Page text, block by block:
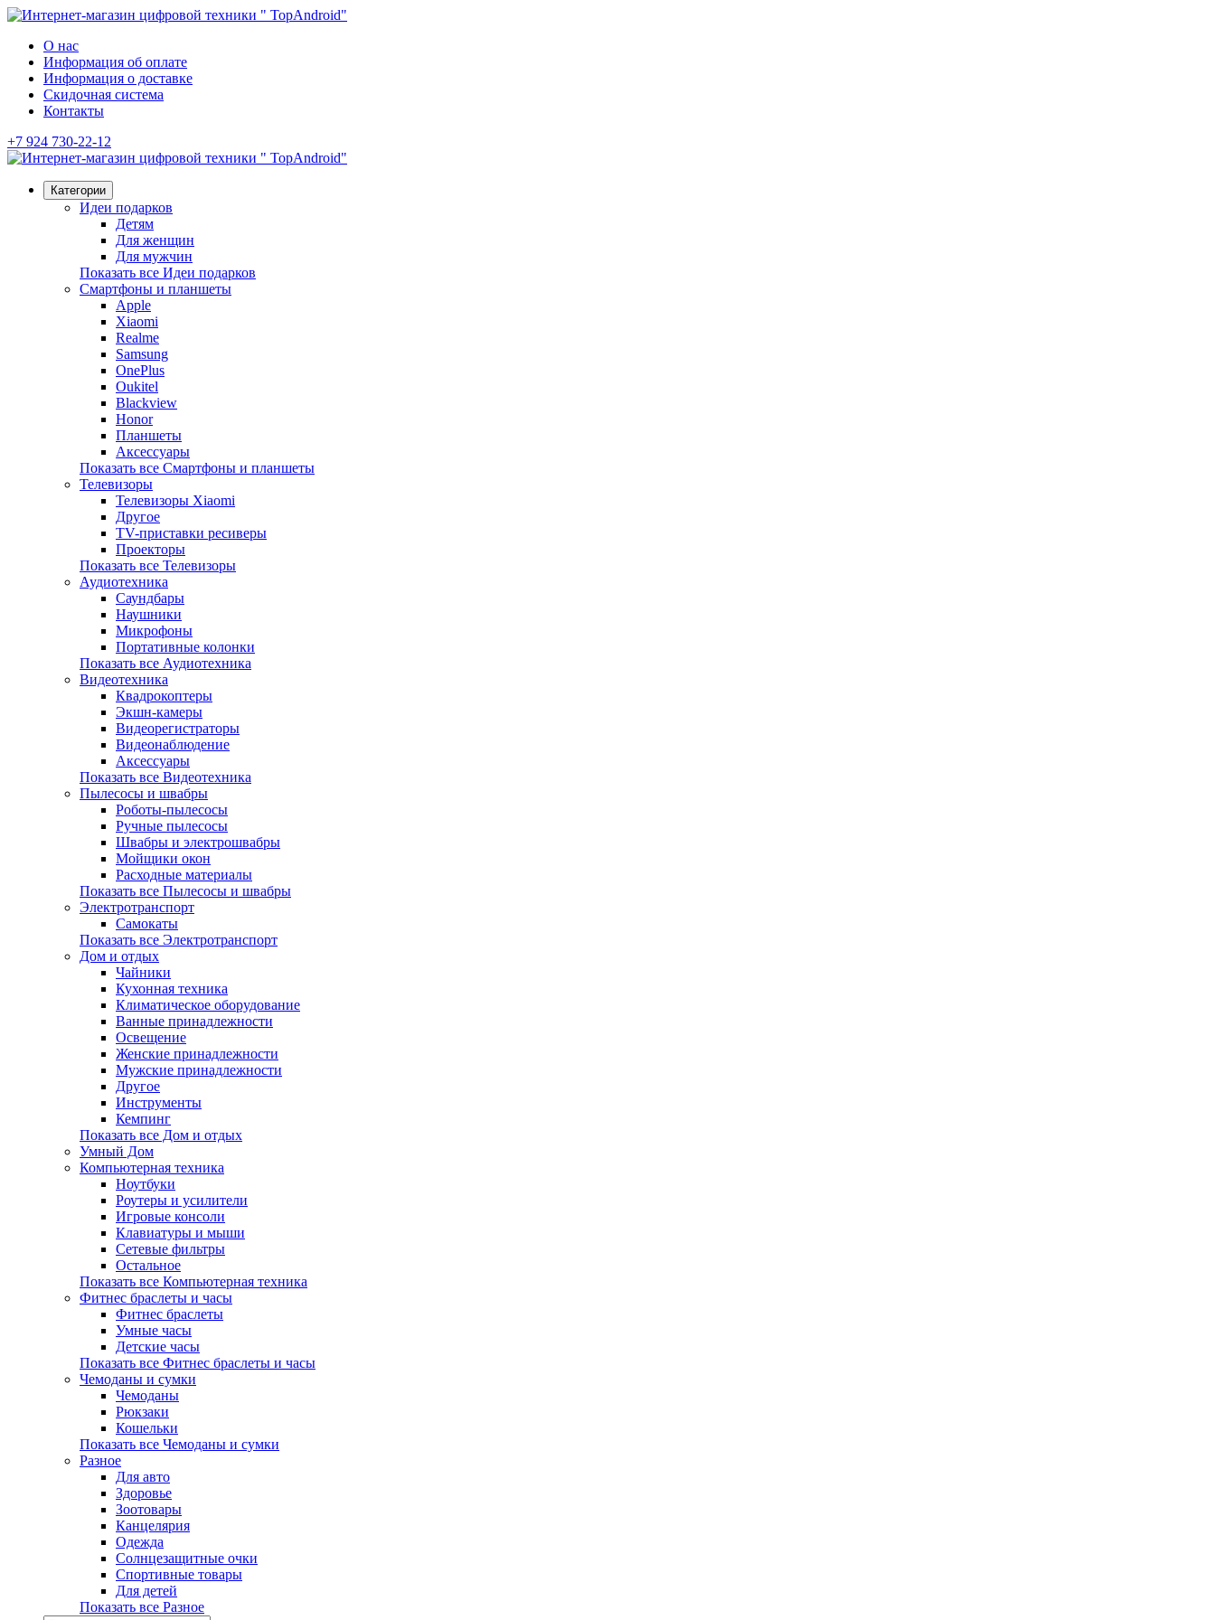
О нас
Информация об оплате
Информация о доставке
Скидочная система
Контакты
+7 924 730-22-12
Категории
Идеи подарков
Детям
Для женщин
Для мужчин
Показать все Идеи подарков
Смартфоны и планшеты
Apple
Xiaomi
Realme
Samsung
OnePlus
Oukitel
Blackview
Honor
Планшеты
Аксессуары
Показать все Смартфоны и планшеты
Телевизоры
Телевизоры Xiaomi
Другое
TV-приставки ресиверы
Проекторы
Показать все Телевизоры
Аудиотехника
Саундбары
Наушники
Микрофоны
Портативные колонки
Показать все Аудиотехника
Видеотехника
Квадрокоптеры
Экшн-камеры
Видеорегистраторы
Видеонаблюдение
Аксессуары
Показать все Видеотехника
Пылесосы и швабры
Роботы-пылесосы
Ручные пылесосы
Швабры и электрошвабры
Мойщики окон
Расходные материалы
Показать все Пылесосы и швабры
Электротранспорт
Самокаты
Показать все Электротранспорт
Дом и отдых
Чайники
Кухонная техника
Климатическое оборудование
Ванные принадлежности
Освещение
Женские принадлежности
Мужские принадлежности
Другое
Инструменты
Кемпинг
Показать все Дом и отдых
Умный Дом
Компьютерная техника
Ноутбуки
Роутеры и усилители
Игровые консоли
Клавиатуры и мыши
Сетевые фильтры
Остальное
Показать все Компьютерная техника
Фитнес браслеты и часы
Фитнес браслеты
Умные часы
Детские часы
Показать все Фитнес браслеты и часы
Чемоданы и сумки
Чемоданы
Рюкзаки
Кошельки
Показать все Чемоданы и сумки
Разное
Для авто
Здоровье
Зоотовары
Канцелярия
Одежда
Солнцезащитные очки
Спортивные товары
Для детей
Показать все Разное